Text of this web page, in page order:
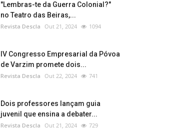
"Lembras-te da Guerra Colonial?"
no Teatro das Beiras,...
Revista Descla Out 21, 2024 1094
IV Congresso Empresarial da Póvoa
de Varzim promete dois...
Revista Descla Out 22, 2024 741
Dois professores lançam guia
juvenil que ensina a debater...
Revista Descla Out 21, 2024 729